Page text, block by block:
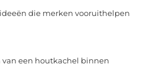
die merken vooruithelpen
van een houtkachel binnen